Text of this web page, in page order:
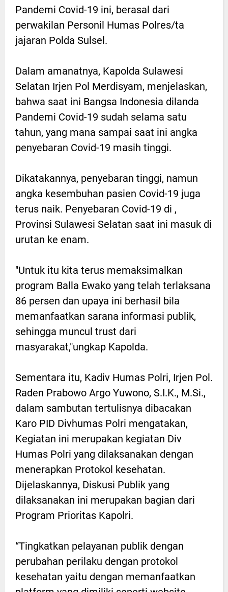
Pandemi Covid-19 ini, berasal dari
perwakilan Personil Humas Polres/ta
jajaran Polda Sulsel.
Dalam amanatnya, Kapolda Sulawesi
Selatan Irjen Pol Merdisyam, menjelaskan,
bahwa saat ini Bangsa Indonesia dilanda
Pandemi Covid-19 sudah selama satu
tahun, yang mana sampai saat ini angka
penyebaran Covid-19 masih tinggi.
Dikatakannya, penyebaran tinggi, namun
angka kesembuhan pasien Covid-19 juga
terus naik. Penyebaran Covid-19 di ,
Provinsi Sulawesi Selatan saat ini masuk di
urutan ke enam.
"Untuk itu kita terus memaksimalkan
program Balla Ewako yang telah terlaksana
86 persen dan upaya ini berhasil bila
memanfaatkan sarana informasi publik,
sehingga muncul trust dari
masyarakat,"ungkap Kapolda.
Sementara itu, Kadiv Humas Polri, Irjen Pol.
Raden Prabowo Argo Yuwono, S.I.K., M.Si.,
dalam sambutan tertulisnya dibacakan
Karo PID Divhumas Polri mengatakan,
Kegiatan ini merupakan kegiatan Div
Humas Polri yang dilaksanakan dengan
menerapkan Protokol kesehatan.
Dijelaskannya, Diskusi Publik yang
dilaksanakan ini merupakan bagian dari
Program Prioritas Kapolri.
“Tingkatkan pelayanan publik dengan
perubahan perilaku dengan protokol
kesehatan yaitu dengan memanfaatkan